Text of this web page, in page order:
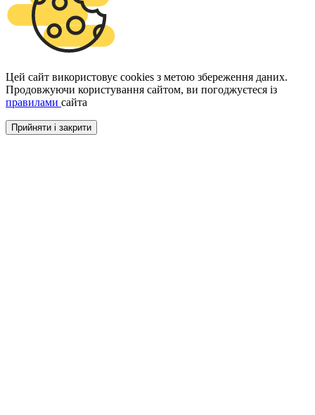
Цей сайт використовує cookies з метою збереження даних.
Продовжуючи користування сайтом, ви погоджуєтеся із
правилами сайта
Прийняти і закрити